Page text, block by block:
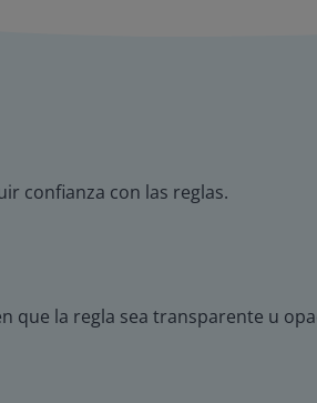
confianza con las reglas.
que la regla sea transparente u